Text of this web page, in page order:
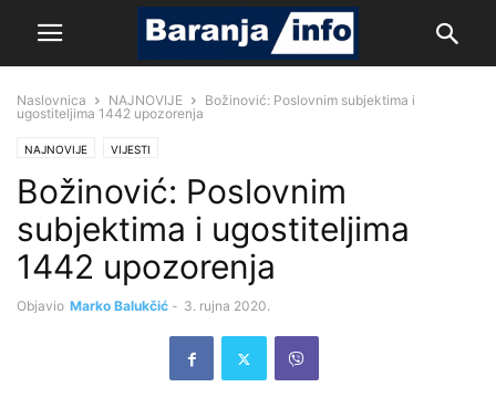
Naslovnica NAJNOVIJE
Božinović: Poslovnim subjektima i
ugostiteljima 1442 upozorenja
NAJNOVIJE VIJESTI
Božinović: Poslovnim
subjektima i ugostiteljima
1442 upozorenja
Objavio Marko Balukčić - 3. rujna 2020.